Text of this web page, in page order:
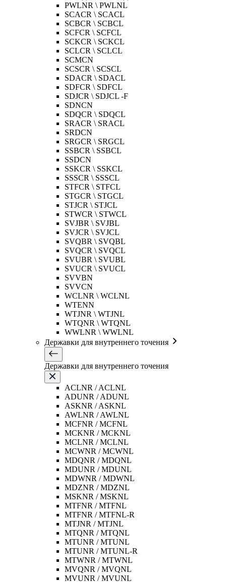
PWLNR \ PWLNL
SCACR \ SCACL
SCBCR \ SCBCL
SCFCR \ SCFCL
SCKCR \ SCKCL
SCLCR \ SCLCL
SCMCN
SCSCR \ SCSCL
SDACR \ SDACL
SDFCR \ SDFCL
SDJCR \ SDJCL -F
SDNCN
SDQCR \ SDQCL
SRACR \ SRACL
SRDCN
SRGCR \ SRGCL
SSBCR \ SSBCL
SSDCN
SSKCR \ SSKCL
SSSCR \ SSSCL
STFCR \ STFCL
STGCR \ STGCL
STJCR \ STJCL
STWCR \ STWCL
SVJBR \ SVJBL
SVJCR \ SVJCL
SVQBR \ SVQBL
SVQCR \ SVQCL
SVUBR \ SVUBL
SVUCR \ SVUCL
SVVBN
SVVCN
WCLNR \ WCLNL
WTENN
WTJNR \ WTJNL
WTQNR \ WTQNL
WWLNR \ WWLNL
Державки для внутреннего точения
Державки для внутреннего точения
ACLNR / ACLNL
ADUNR / ADUNL
ASKNR / ASKNL
AWLNR / AWLNL
MCFNR / MCFNL
MCKNR / MCKNL
MCLNR / MCLNL
MCWNR / MCWNL
MDQNR / MDQNL
MDUNR / MDUNL
MDWNR / MDWNL
MDZNR / MDZNL
MSKNR / MSKNL
MTFNR / MTFNL
MTFNR / MTFNL-R
MTJNR / MTJNL
MTQNR / MTQNL
MTUNR / MTUNL
MTUNR / MTUNL-R
MTWNR / MTWNL
MVQNR / MVQNL
MVUNR / MVUNL